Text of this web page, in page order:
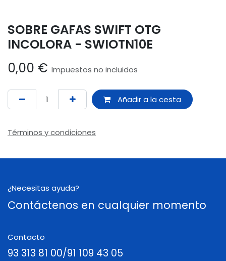
SOBRE GAFAS SWIFT OTG
INCOLORA - SWIOTN10E
0,00 € Impuestos no incluidos
Añadir a la cesta
Términos y condiciones
¿Necesitas ayuda?
Contáctenos en cualquier momento
Contacto
93 313 81 00/91 109 43 05